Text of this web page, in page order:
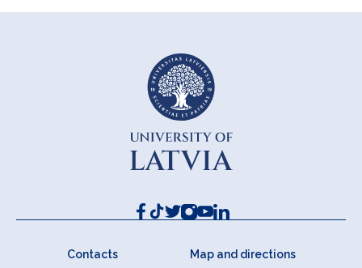
Contacts Map and directions